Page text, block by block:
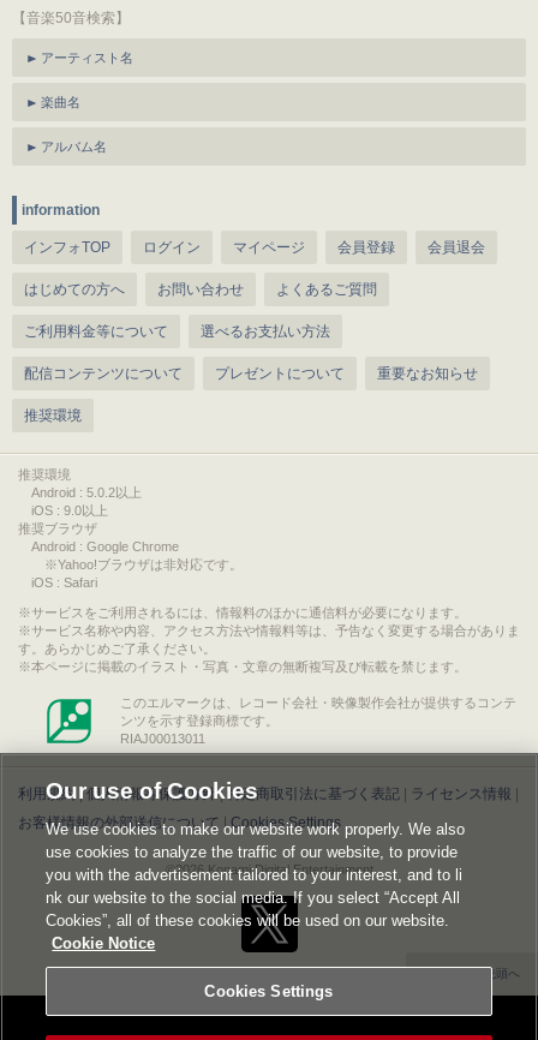
【音楽50音検索】
アーティスト名
楽曲名
アルバム名
information
インフォTOP ログイン マイページ 会員登録 会員退会
はじめての方へ お問い合わせ よくあるご質問
ご利用料金等について 選べるお支払い方法
配信コンテンツについて プレゼントについて 重要なお知らせ
推奨環境
推奨環境
Android : 5.0.2以上
iOS : 9.0以上
推奨ブラウザ
Android : Google Chrome
※Yahoo!ブラウザは非対応です。
iOS : Safari
サービスをご利用されるには、情報料のほかに通信料が必要になります。
サービス名称や内容、アクセス方法や情報料等は、予告なく変更する場合がありま
す。あらかじめご了承ください。
本ページに掲載のイラスト・写真・文章の無断複写及び転載を禁じます。
このエルマークは、レコード会社・映像製作会社が提供するコンテ
ンツを示す登録商標です。
RIAJ00013011
利用規約 |個人情報等保護方針 | 特定商取引法に基づく表記 ライセンス情報
お客様情報の外部送信について |Cookies Settings
©2026 Konami Digital Entertainment
▲ページの先頭へ
Our use of Cookies
We use cookies to make our website work properly. We also
use cookies to analyze the traffic of our website, to provide
you with the advertisement tailored to your interest, and to li
nk our website to the social media. If you select “Accept All
Cookies”, all of these cookies will be used on our website.
Cookie Notice
Cookies Settings